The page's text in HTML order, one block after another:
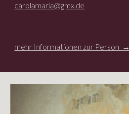
carolamaria@gmx.de
mehr Informationen zur Person →